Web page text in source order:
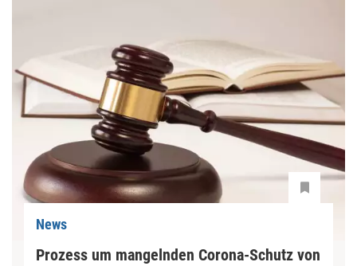
News
Prozess um mangelnden Corona-Schutz von